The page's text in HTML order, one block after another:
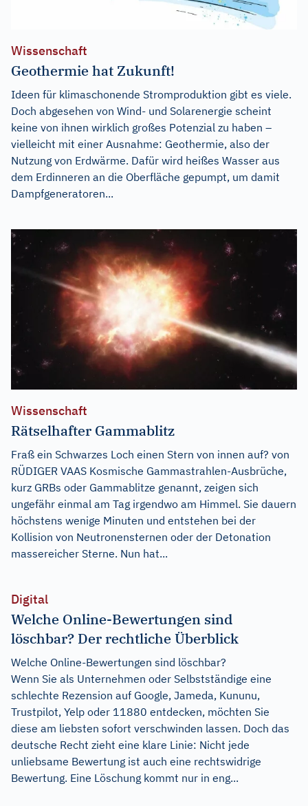
Wissenschaft
Geothermie hat Zukunft!
Ideen für klimaschonende Stromproduktion gibt es viele.
Doch abgesehen von Wind- und Solarenergie scheint
keine von ihnen wirklich großes Potenzial zu haben –
vielleicht mit einer Ausnahme: Geothermie, also der
Nutzung von Erdwärme. Dafür wird heißes Wasser aus
dem Erdinneren an die Oberfläche gepumpt, um damit
Dampfgeneratoren...
Wissenschaft
Rätselhafter Gammablitz
Fraß ein Schwarzes Loch einen Stern von innen auf? von
RÜDIGER VAAS Kosmische Gammastrahlen-Ausbrüche,
kurz GRBs oder Gammablitze genannt, zeigen sich
ungefähr einmal am Tag irgendwo am Himmel. Sie dauern
höchstens wenige Minuten und entstehen bei der
Kollision von Neutronensternen oder der Detonation
massereicher Sterne. Nun hat...
Digital
Welche Online-Bewertungen sind
löschbar? Der rechtliche Überblick
Welche Online-Bewertungen sind löschbar?
Wenn Sie als Unternehmen oder Selbstständige eine
schlechte Rezension auf Google, Jameda, Kununu,
Trustpilot, Yelp oder 11880 entdecken, möchten Sie
diese am liebsten sofort verschwinden lassen. Doch das
deutsche Recht zieht eine klare Linie: Nicht jede
unliebsame Bewertung ist auch eine rechtswidrige
Bewertung. Eine Löschung kommt nur in eng...